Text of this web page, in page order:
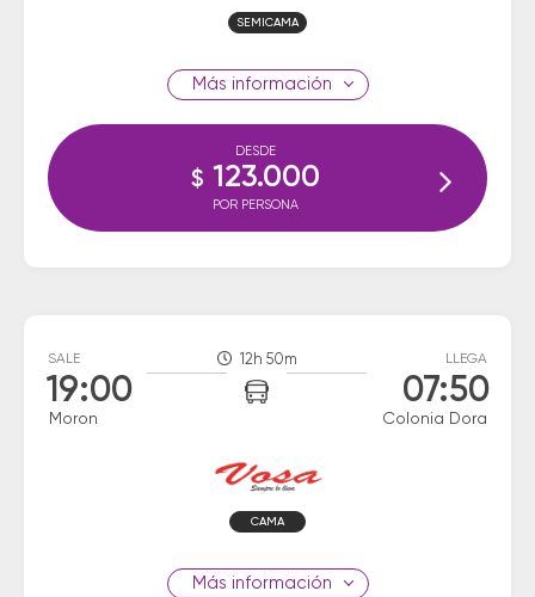
SEMICAMA
información
DESDE
$ 123.000
POR PERSONA
SALE
19:00
Moron
12h 50m LLEGA
07:50
Colonia Dora
CAMA
información